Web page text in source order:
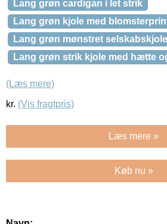
Lang grøn cardigan i let strik
Lang grøn kjole med
Lang grøn mønstret
Lang grøn strik kjole med hætte
(Læs mere)
kr. (Vis fragtpris)
Læs mere »
Køb nu »